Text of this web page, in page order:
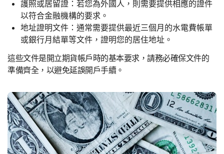
護照或居留證：若您為外國人，則需要提供相應的證件
以符合金融機構的要求。
地址證明文件：通常需要提供最近三個月的水電費帳單
或銀行月結單等文件，證明您的居住地址。
這些文件是開立期貨帳戶時的基本要求，請務必確保文件的
準備齊全，以避免延誤開戶手續。